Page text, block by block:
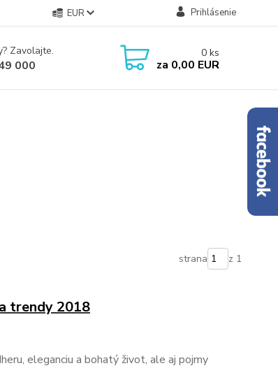
EUR Prihlásenie
Zavolajte.
000
0 ks
za 0,00 EUR
strana z 1
trendy 2018
eleganciu a bohatý život, ale aj pojmy